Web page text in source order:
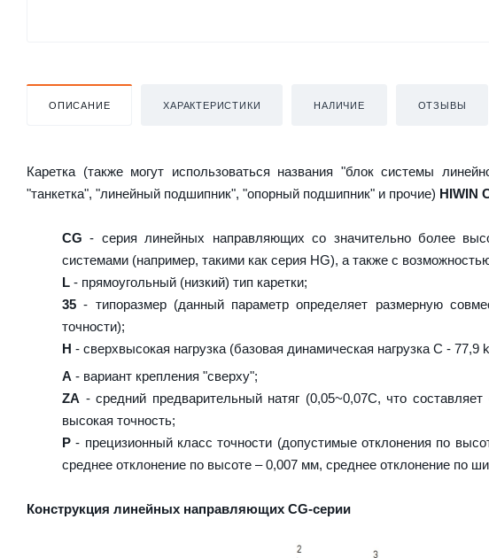
ОПИСАНИЕ ХАРАКТЕРИСТИКИ НАЛИЧИЕ ОТЗЫВЫ
Каретка (также могут использоваться названия "блок системы
"танкетка", "линейный подшипник", "опорный подшипник" и прочие) HIWIN
CG - серия линейных направляющих со значительно более
системами (например, такими как серия HG), а также с
L - прямоугольный (низкий) тип каретки;
35 - типоразмер (данный параметр определяет размерную
точности);
H - сверхвысокая нагрузка (базовая динамическая нагрузка C - 77,9
A - вариант крепления "сверху";
ZA - средний предварительный натяг (0,05~0,07C, что
высокая точность;
P - прецизионный класс точности (допустимые отклонения по
среднее отклонение по высоте – 0,007 мм, среднее отклонение по
Конструкция линейных направляющих CG-серии